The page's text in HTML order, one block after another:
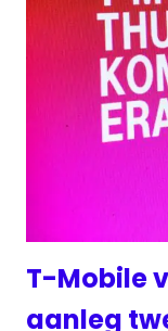
T-Mobile
aanleg